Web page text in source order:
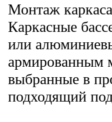
Монтаж
Каркасные
или
армированным
выбранные в
подходящий